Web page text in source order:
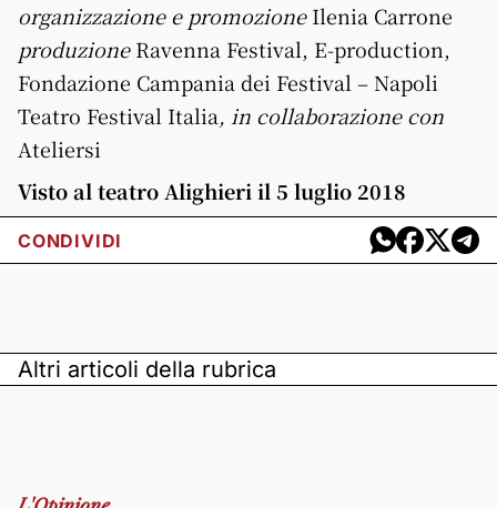
organizzazione e promozioneIlenia Carrone
produzioneRavenna Festival, E-production,
Fondazione Campania dei Festival – Napoli
Teatro Festival Italia, in collaborazione con
Ateliersi
Visto al teatro Alighieri il 5 luglio 2018
CONDIVIDI
Altri articoli della rubrica